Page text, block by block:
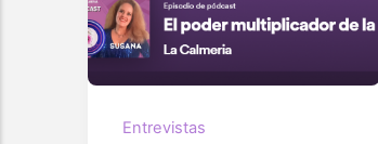
Entrevistas